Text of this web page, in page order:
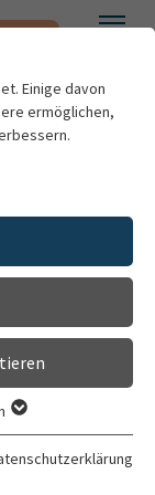
stimme ich
Einige davon
ermöglichen,
der
die